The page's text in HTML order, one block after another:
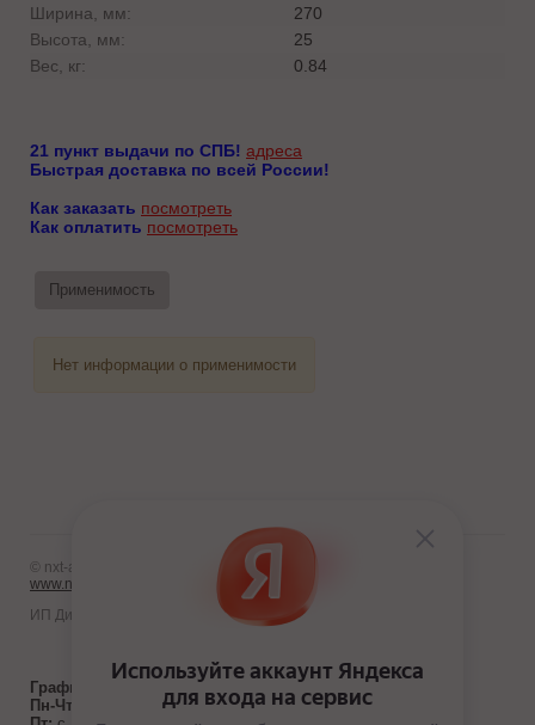
Ширина, мм:
270
Высота, мм:
25
Вес, кг:
0.84
21 пункт выдачи по СПБ! адреса
Быстрая доставка по всей России!
Как заказать посмотреть
Как оплатить посмотреть
Применимость
Нет информации о применимости
© nxt-avto.ru 2012 - 2026
www.nxt-avto.ru
ИП Диланчян Т.Л.
График работы:
Пн-Чт:
с 10:00 до 19:00